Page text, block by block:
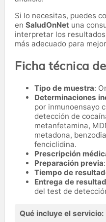
Si lo necesitas, puedes
en SaludOnNet una
interpretar los
más adecuado para
Ficha técnica
Tipo de muestra:
Determinaciones
por inmunoensayo
detección de
metanfetamina,
metadona,
fenciclidina.
Prescripción
Preparación previa
Tiempo de
Entrega de
del test de
Qué incluye el servicio: